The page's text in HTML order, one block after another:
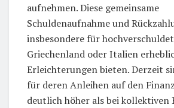
aufnehmen. Diese gemeinsame
Schuldenaufnahme und
insbesondere für
Griechenland oder Italien
Erleichterungen bieten. Derzeit
für deren Anleihen auf den
deutlich höher als bei kollektiven